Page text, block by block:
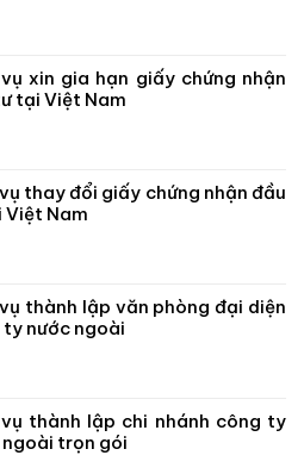
xin gia hạn giấy chứng nhận
tại Việt Nam
thay đổi giấy chứng nhận đầu
Việt Nam
thành lập văn phòng đại diện
ty nước ngoài
thành lập chi nhánh công ty
ngoài trọn gói